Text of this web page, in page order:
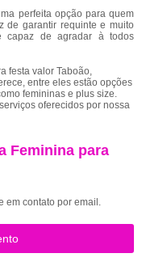
perfeita opção para quem
de garantir requinte e muito
capaz de agradar à todos
festa valor Taboão,
entre eles estão opções
femininas e plus size.
oferecidos por nossa
Feminina para
em contato por email.